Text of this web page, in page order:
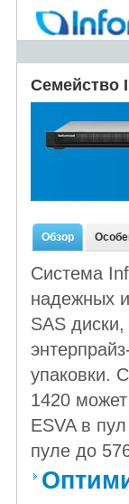
Семейство
Обзор
Система
надежных
SAS
упаковки.
1420
ESVA в
пуле до